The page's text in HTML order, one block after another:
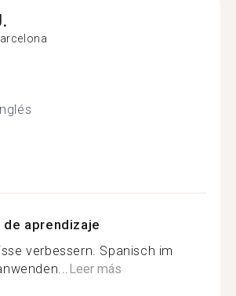
aprendizaje
verbessern. Spanisch im
Leer más